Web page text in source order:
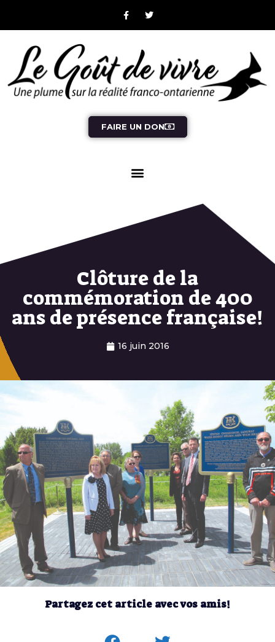
FAIRE UN DON
Clôture de la
commémoration de 400
ans de présence française!
16 juin 2016
Partagez cet article avec vos amis!